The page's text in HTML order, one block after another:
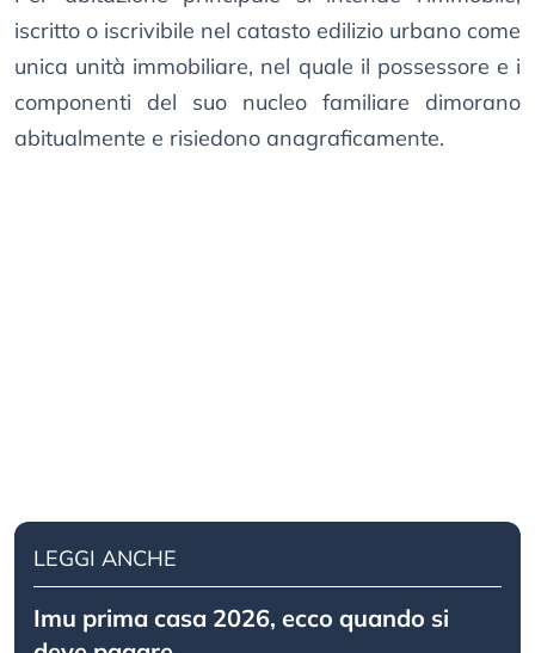
iscritto o iscrivibile nel catasto edilizio urbano come
unica unità immobiliare, nel quale il possessore e i
componenti del suo nucleo familiare dimorano
abitualmente e risiedono anagraficamente.
LEGGI ANCHE
Imu prima casa 2026, ecco quando si